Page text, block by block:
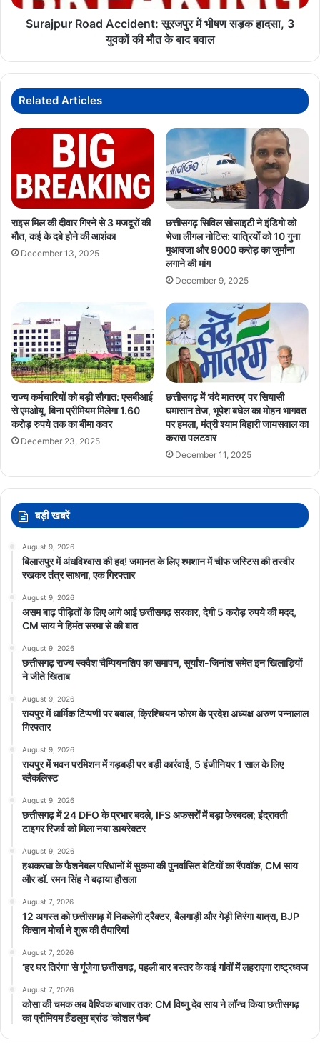
3
युवकों
बवाल
Surajpur Road Accident: सूरजपुर में भीषण सड़क हादसा, 3
युवकों की मौत के बाद बवाल
Related Articles
राइस मिल की दीवार गिरने से 3 मजदूरों की
मौत, कई के दबे होने की आशंका
December 13, 2025
छत्तीसगढ़ सिविल सोसाइटी ने इंडिगो को
भेजा लीगल नोटिस: यात्रियों को 10 गुना
मुआवजा और 9000 करोड़ का जुर्माना
लगाने की मांग
December 9, 2025
राज्य कर्मचारियों को बड़ी सौगात: एसबीआई
से एमओयू, बिना प्रीमियम मिलेगा 1.60
करोड़ रुपये तक का बीमा कवर
December 23, 2025
छत्तीसगढ़ में ‘वंदे मातरम्’ पर सियासी
घमासान तेज, भूपेश बघेल का मोहन भागवत
पर हमला, मंत्री श्याम बिहारी जायसवाल का
करारा पलटवार
December 11, 2025
बड़ी खबरें
August 9, 2026
बिलासपुर में अंधविश्वास की हद! जमानत के लिए श्मशान में चीफ जस्टिस की तस्वीर
रखकर तंत्र साधना, एक गिरफ्तार
August 9, 2026
असम बाढ़ पीड़ितों के लिए आगे आई छत्तीसगढ़ सरकार, देगी 5 करोड़ रुपये की मदद,
CM साय ने हिमंत सरमा से की बात
August 9, 2026
छत्तीसगढ़ राज्य स्क्वैश चैम्पियनशिप का समापन, सूर्यांश-जिनांश समेत इन खिलाड़ियों
ने जीते खिताब
August 9, 2026
रायपुर में धार्मिक टिप्पणी पर बवाल, क्रिश्चियन फोरम के प्रदेश अध्यक्ष अरुण पन्नालाल
गिरफ्तार
August 9, 2026
रायपुर में भवन परमिशन में गड़बड़ी पर बड़ी कार्रवाई, 5 इंजीनियर 1 साल के लिए
ब्लैकलिस्ट
August 9, 2026
छत्तीसगढ़ में 24 DFO के प्रभार बदले, IFS अफसरों में बड़ा फेरबदल; इंद्रावती
टाइगर रिजर्व को मिला नया डायरेक्टर
August 9, 2026
हथकरघा के फैशनेबल परिधानों में सुकमा की पुनर्वासित बेटियों का रैंपवॉक, CM साय
और डॉ. रमन सिंह ने बढ़ाया हौसला
August 7, 2026
12 अगस्त को छत्तीसगढ़ में निकलेगी ट्रैक्टर, बैलगाड़ी और गेड़ी तिरंगा यात्रा, BJP
किसान मोर्चा ने शुरू की तैयारियां
August 7, 2026
‘हर घर तिरंगा’ से गूंजेगा छत्तीसगढ़, पहली बार बस्तर के कई गांवों में लहराएगा राष्ट्रध्वज
August 7, 2026
कोसा की चमक अब वैश्विक बाजार तक: CM विष्णु देव साय ने लॉन्च किया छत्तीसगढ़
का प्रीमियम हैंडलूम ब्रांड ‘कोशल फैब’